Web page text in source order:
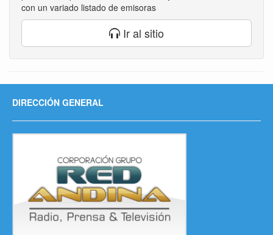
con un variado listado de emisoras
Ir al sitio
DIRECCIÓN GENERAL